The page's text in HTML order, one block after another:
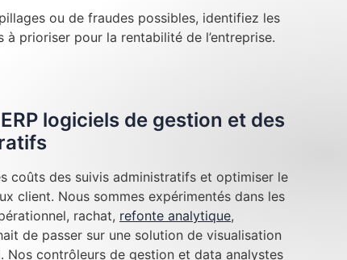
ou de fraudes possibles, identifiez les
à prioriser pour la rentabilité de l’entreprise.
logiciels de gestion et des
coûts des suivis administratifs et optimiser le
client. Nous sommes expérimentés dans les
rachat, refonte analytique,
de passer sur une solution de visualisation
Nos contrôleurs de gestion et data analystes